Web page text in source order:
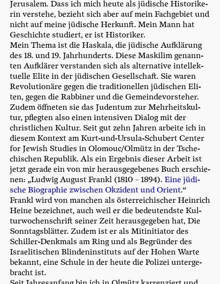
Jeru­sa­lem. Dass ich mich heu­te als jüdi­sche His­to­ri­ke­
rin ver­ste­he, bezieht sich aber auf mein Fach­ge­biet und
nicht auf mei­ne jüdi­sche Her­kunft. Mein Mann hat
Geschich­te stu­diert, er ist Historiker.
Mein The­ma ist die Haska­la, die jüdi­sche Auf­klä­rung
des 18. und 19. Jahr­hun­derts. Die­se Maski­lim genann­
ten Auf­klä­rer ver­stan­den sich als alter­na­ti­ve intel­lek­
tu­el­le Eli­te in der jüdi­schen Gesell­schaft. Sie waren
Revo­lu­tio­nä­re gegen die tra­di­tio­nel­len jüdi­schen Eli­
ten, gegen die Rab­bi­ner und die Gemein­de­vor­ste­her.
Zudem öff­ne­ten sie das Juden­tum zur Mehr­heits­kul­
tur, pfleg­ten also einen inten­si­ven Dia­log mit der
christ­li­chen Kul­tur. Seit gut zehn Jah­ren arbei­te ich in
die­sem Kon­text am Kurt-und-Ursu­la-Schu­bert Cen­ter
for Jewish Stu­dies in Olomouc/​Olmütz in der Tsche­
chi­schen Repu­blik. Als ein Ergeb­nis die­ser Arbeit ist
jetzt gera­de ein von mir her­aus­ge­ge­be­nes Buch erschie­
nen: „Lud­wig August Frankl (1810 – 1894). Eine jüdi­
sche Bio­gra­phie zwi­schen Okzi­dent und Ori­ent.“
Frankl wird von man­chen als öster­rei­chi­scher Hein­rich
Hei­ne bezeich­net, auch weil er die bedeu­tends­te Kul­
tur­wo­chen­schrift sei­ner Zeit her­aus­ge­ge­ben hat, Die
Sonn­tags­blät­ter. Zudem ist er als Mit­in­itia­tor des
Schil­ler-Denk­mals am Ring und als Begrün­der des
Israe­li­ti­schen Blin­den­in­sti­tuts auf der Hohen War­te
bekannt, eine Schu­le in der heu­te die Poli­zei unter­ge­
bracht ist.